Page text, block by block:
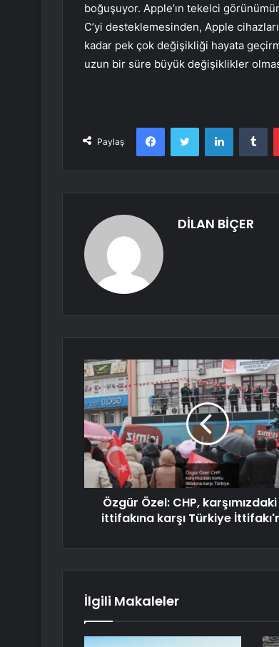
boğuşuyor. Apple’ın tekelci
C’yi desteklemesinden, Apple
kadar pek çok değişikliği hayata
uzun bir süre büyük değişiklikler
Paylaş
FacebookTwitter LinkedIn
DİLAN BİÇER
Özgür Özel: CHP,
ittifakına karşı Türkiye
İlgili Makaleler